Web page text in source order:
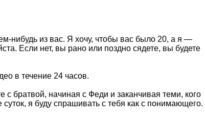
нибудь из вас. Я хочу, чтобы вас было 20, а я —
Если нет, вы рано или поздно сядете, вы будете
в течение 24 часов.
братвой, начиная с Феди и заканчивая теми, кого
я буду спрашивать с тебя как с понимающего.